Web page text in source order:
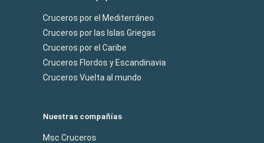
Cruceros por el Mediterráneo
Cruceros por las Islas Griegas
Cruceros por el Caribe
Cruceros Flordos y Escandinavia
Cruceros Vuelta al mundo
Nuestras compañías
Msc Cruceros